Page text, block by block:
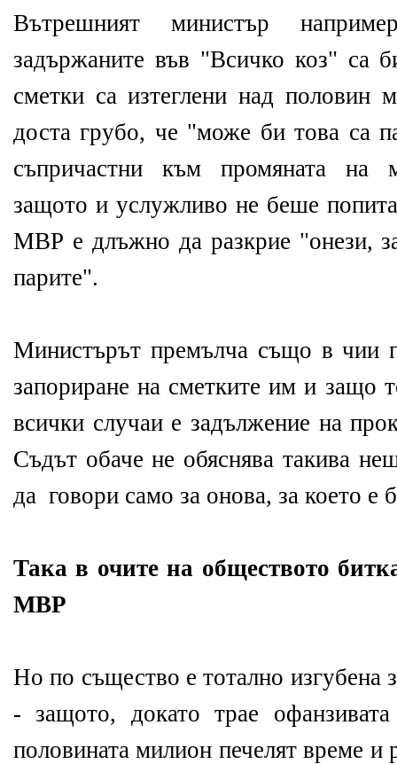
Вътрешният министър
задържаните във "Всичко коз" са
сметки са изтеглени над половин
доста грубо, че "може би това са
съпричастни към промяната на
защото и услужливо не беше
МВР е длъжно да разкрие "онези,
парите".
Министърът премълча също в чии
запориране на сметките им и защо
всички случаи е задължение на
Съдът обаче не обяснява такива
да говори само за онова, за което е
Така в очите на обществото
МВР
Но по същество е тотално изгубена
- защото, докато трае
половината милион печелят време и